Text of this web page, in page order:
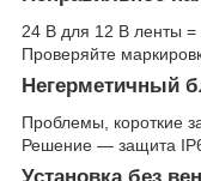
24 В для 12 В ленты =
Проверяйте
Негерметичный
Проблемы, короткие
Решение — защита
Установка без